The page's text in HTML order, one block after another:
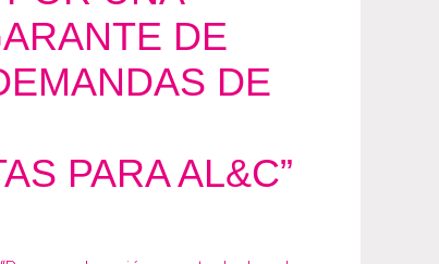
DE
DE
PARA AL&C”